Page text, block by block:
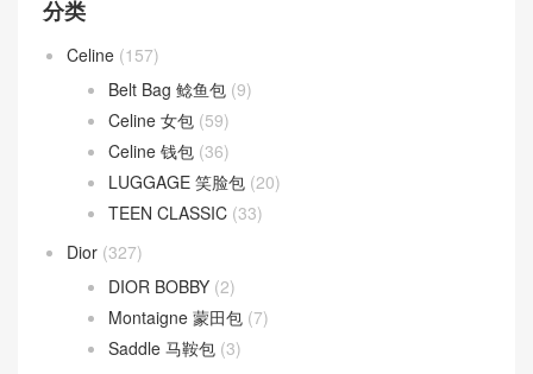
分类
Celine (157)
Belt Bag 鲶鱼包 (9)
Celine 女包 (59)
Celine 钱包 (36)
LUGGAGE 笑脸包 (20)
TEEN CLASSIC (33)
Dior (327)
DIOR BOBBY (2)
Montaigne 蒙田包 (7)
Saddle 马鞍包 (3)